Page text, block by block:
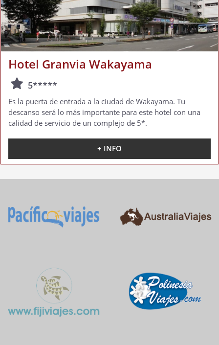
Hotel Granvia Wakayama
5*****
Es la puerta de entrada a la ciudad de Wakayama. Tu
descanso será lo más importante para este hotel con una
calidad de servicio de un complejo de 5*.
+ INFO